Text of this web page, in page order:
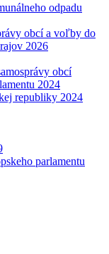
odpadu
obcí a voľby do
2026
obcí
2024
republiky 2024
parlamentu